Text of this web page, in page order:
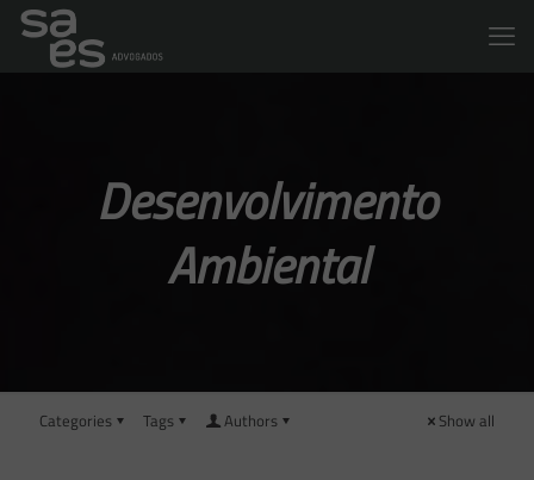
Desenvolvimento
Ambiental
Categories Tags Authors Show all